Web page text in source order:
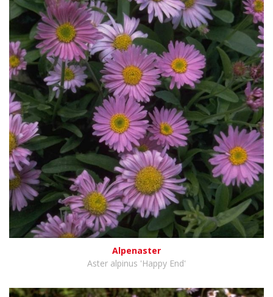
Alpenaster
Aster alpinus 'Happy End'